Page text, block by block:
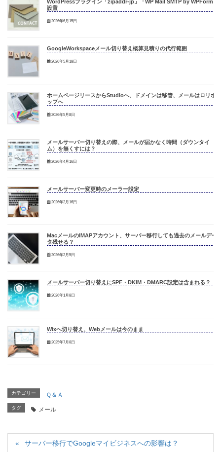
WordPressプラグイン「zipaddr-jp」「WP Mail SMTP by WPForm」
設置
2026年6月15日
GoogleWorkspaceメール切り替え概算見積りの代行範囲
2026年5月18日
ホームページリースからStudioへ、ドメインは移管、メールはロリポ
ップへ
2026年5月8日
メールサーバー切り替えの際、メールが届かなく時間（ダウンタイ
ム）を無くすには？
2026年4月16日
メールサーバー変更時のメーラー設定
2026年2月16日
MacメールのIMAPアカウント、サーバー移行しても過去のメールデー
タ残せる？
2026年2月5日
メールサーバー切り替えにSPF・DKIM・DMARC設定は含まれる？
2026年1月8日
Wixへ切り替え、Webメールは今のまま
2025年7月8日
カテゴリー Ｑ＆Ａ
タグ メール
サーバー移行でGoogleマイビジネスへの影響は？